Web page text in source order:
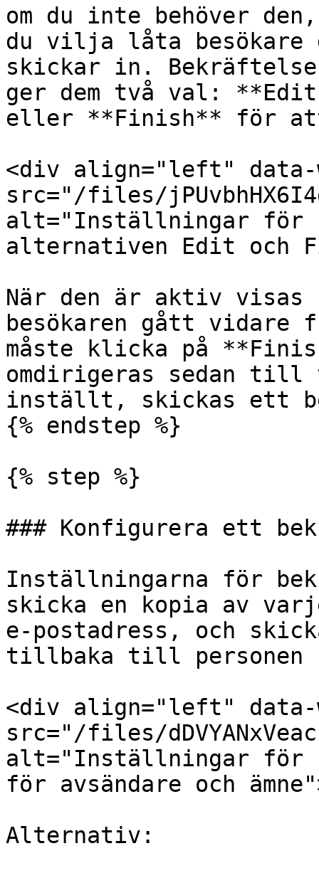
om du inte behöver
du vilja låta besökare
skickar in.
ger dem två val:
eller **Finish** för
<div align="left" data-
src="/files/
alt="Inställningar för
alternativen Edit och
När den är aktiv
besökaren gått vidare
måste klicka på
omdirigeras sedan till
inställt, skickas ett
{% endstep %}
{% step %}
### Konfigurera ett
Inställningarna för
skicka en kopia av
e-postadress, och
tillbaka till personen
<div align="left" data-
src="/files/
alt="Inställningar för
för avsändare och
Alternativ: